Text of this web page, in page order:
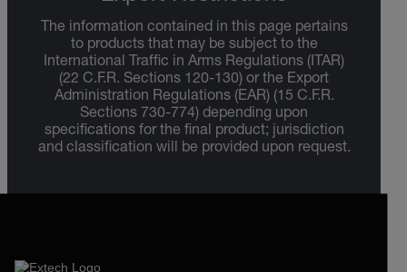
The information contained in this page pertains
to products that may be subject to the
International Traffic in Arms Regulations (ITAR)
(22 C.F.R. Sections 120-130) or the Export
Administration Regulations (EAR) (15 C.F.R.
Sections 730-774) depending upon
specifications for the final product; jurisdiction
and classification will be provided upon request.